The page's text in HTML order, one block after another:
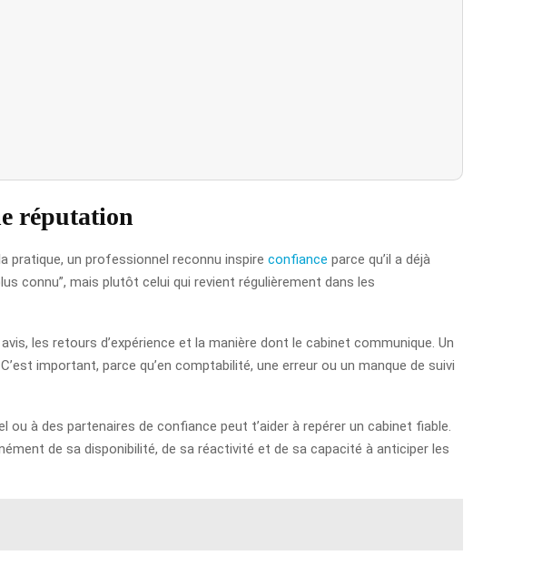
réputation
pratique, un professionnel reconnu inspire confiance parce qu’il a déjà
connu”, mais plutôt celui qui revient régulièrement dans les
les retours d’expérience et la manière dont le cabinet communique. Un
important, parce qu’en comptabilité, une erreur ou un manque de suivi
à des partenaires de confiance peut t’aider à repérer un cabinet fiable.
de sa disponibilité, de sa réactivité et de sa capacité à anticiper les